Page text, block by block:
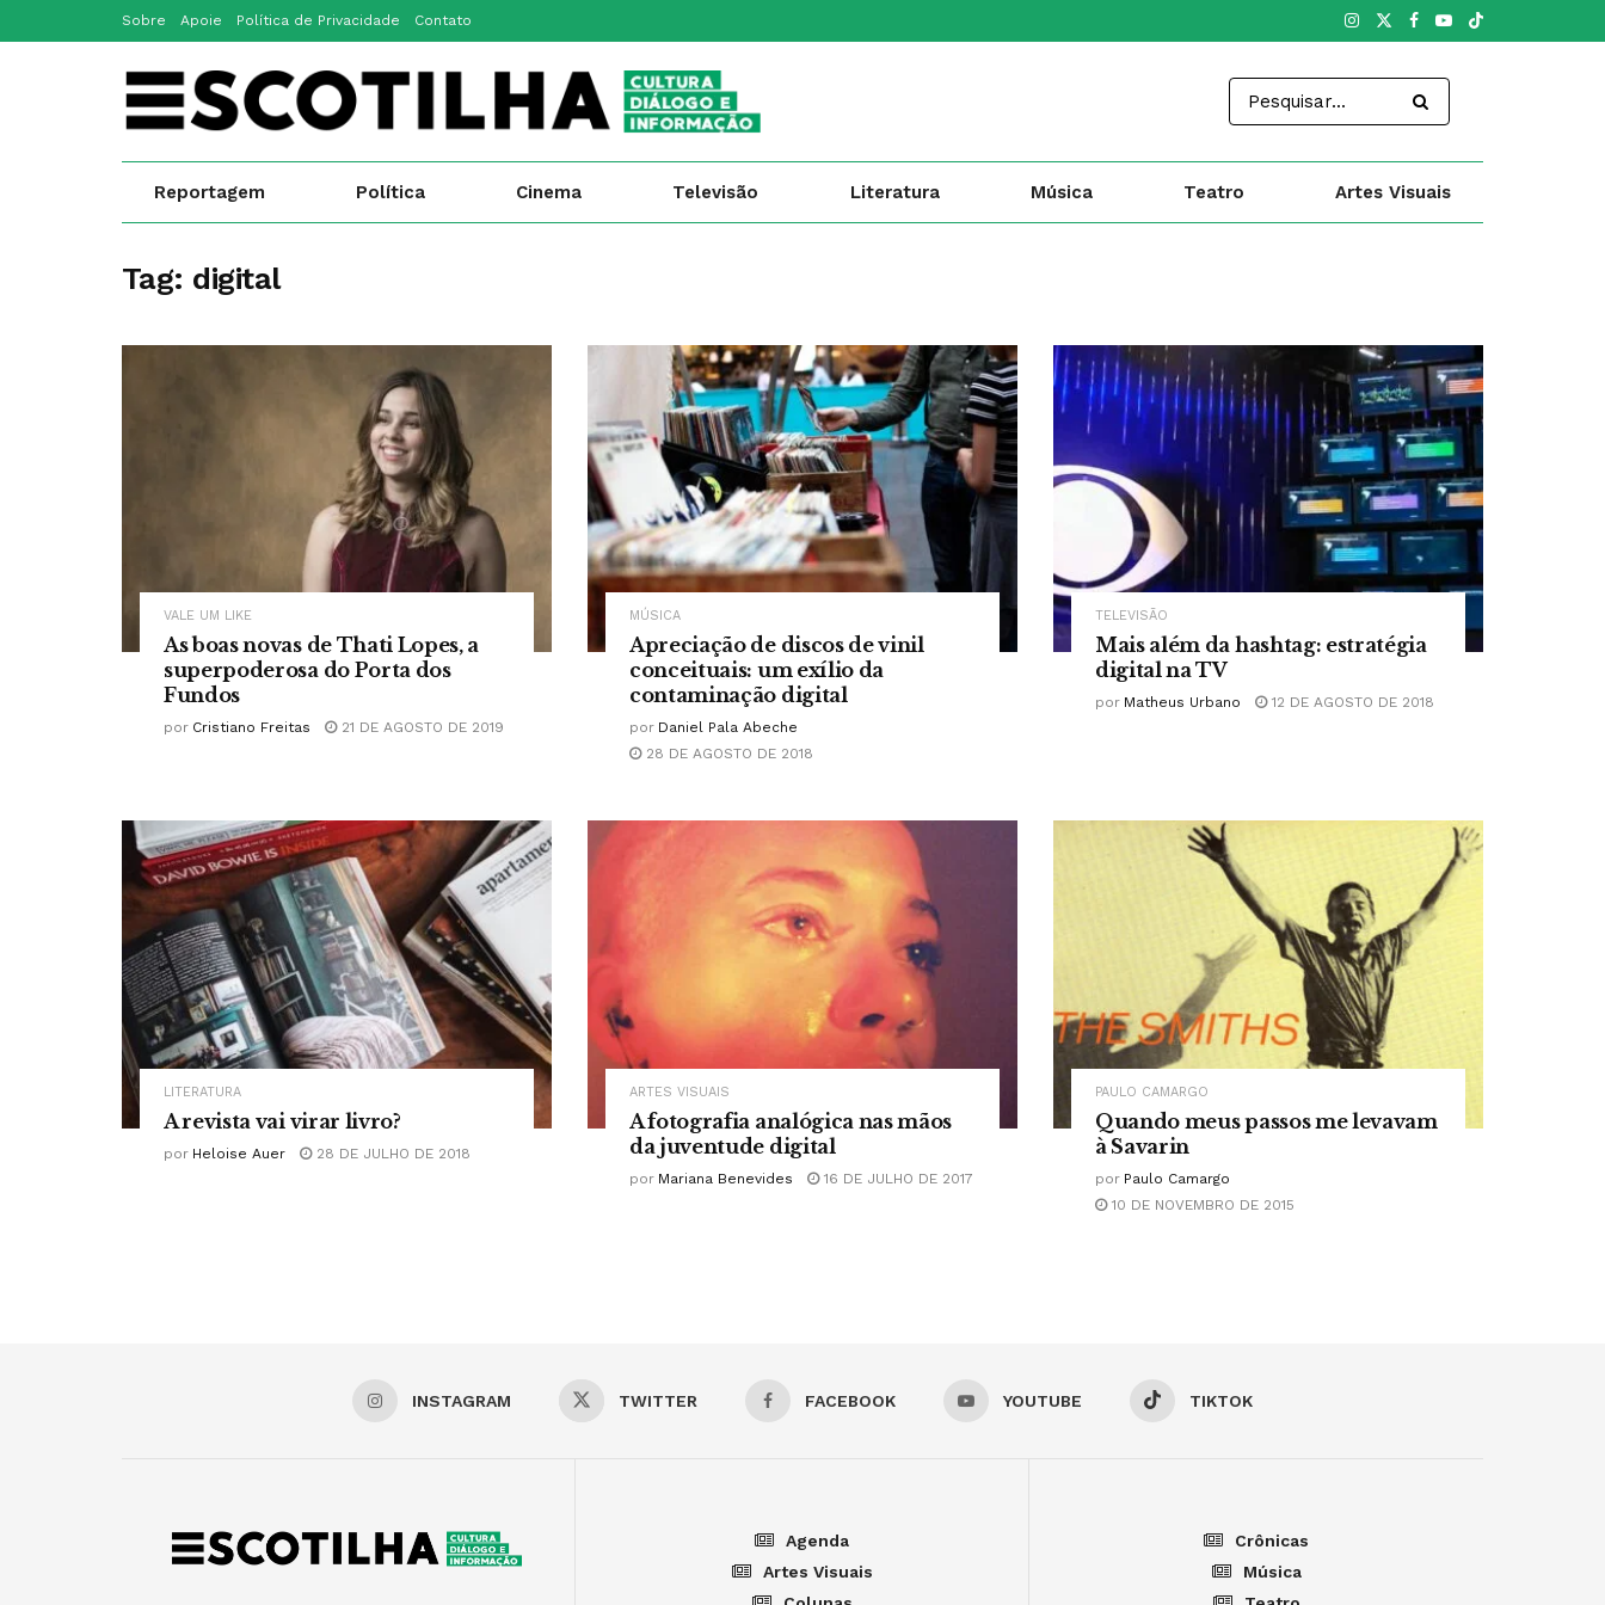
Sobre Apoie Política de Privacidade Contato
Reportagem Política Cinema Televisão Literatura Música Teatro Artes Visuais
Tag: digital
VALE UM LIKE
As boas novas de Thati Lopes, a
superpoderosa do Porta dos
Fundos
por Cristiano Freitas 21 DE AGOSTO DE 2019
MÚSICA
Apreciação de discos de vinil
conceituais: um exílio da
contaminação digital
por Daniel Pala Abeche
28 DE AGOSTO DE 2018
TELEVISÃO
Mais além da hashtag: estratégia
digital na TV
por Matheus Urbano 12 DE AGOSTO DE 2018
LITERATURA
A revista vai virar livro?
por Heloise Auer 28 DE JULHO DE 2018
ARTES VISUAIS
A fotografia analógica nas mãos
da juventude digital
por Mariana Benevides 16 DE JULHO DE 2017
PAULO CAMARGO
Quando meus passos me levavam
à Savarin
por Paulo Camargo
10 DE NOVEMBRO DE 2015
INSTAGRAM TWITTER FACEBOOK YOUTUBE TIKTOK
Agenda
Artes Visuais
Crônicas
Música